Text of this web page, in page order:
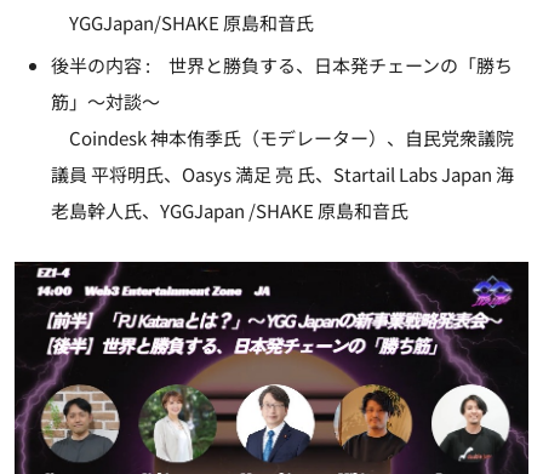
YGGJapan/SHAKE 原島和音氏
後半の内容 : 世界と勝負する、日本発チェーンの「勝ち
筋」～対談～
Coindesk 神本侑季氏（モデレーター）、自民党衆議院
議員 平将明氏、Oasys 満足 亮 氏、Startail Labs Japan 海
老島幹人氏、YGGJapan /SHAKE 原島和音氏